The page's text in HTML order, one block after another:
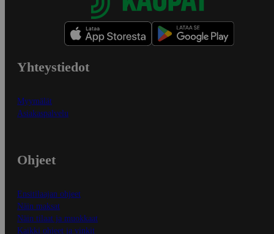
Yhteystiedot
Myymälät
Asiakaspalvelu
Ohjeet
Ensitilaajan ohjeet
Näin maksat
Näin tilaat ja muokkaat
Kaikki ohjeet ja vinkit